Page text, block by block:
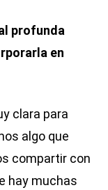
profunda
en
clara para
algo que
compartir con
hay muchas